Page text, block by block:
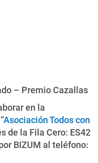
– Premio Cazallas
en la
Asociación Todos con
de la Fila Cero: ES42
BIZUM al teléfono: